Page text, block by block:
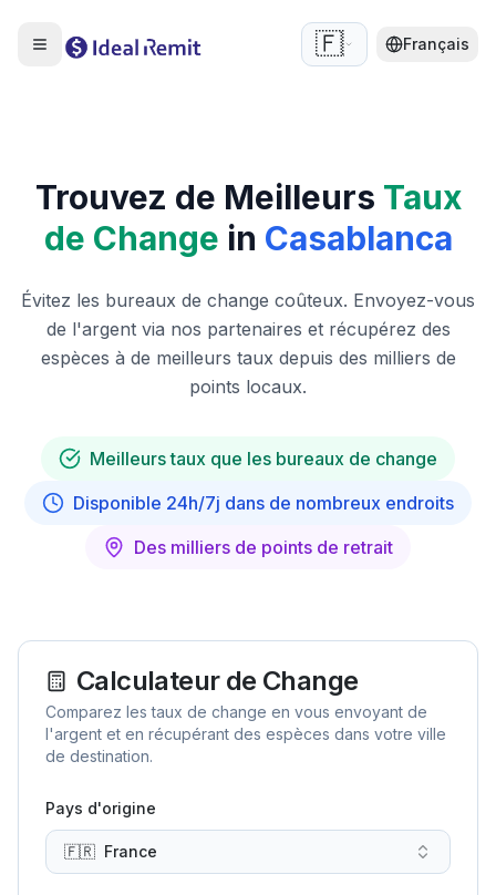
🇫🇷 Français
Trouvez de Meilleurs Taux
de Change in Casablanca
Évitez les bureaux de change coûteux. Envoyez-vous
de l'argent via nos partenaires et récupérez des
espèces à de meilleurs taux depuis des milliers de
points locaux.
Meilleurs taux que les bureaux de change
Disponible 24h/7j dans de nombreux endroits
Des milliers de points de retrait
Calculateur de Change
Comparez les taux de change en vous envoyant de
l'argent et en récupérant des espèces dans votre ville
de destination.
Pays d'origine
🇫🇷 France